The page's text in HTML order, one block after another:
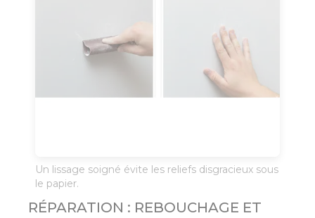
Un lissage soigné évite les reliefs disgracieux sous
le papier.
RÉPARATION : REBOUCHAGE ET